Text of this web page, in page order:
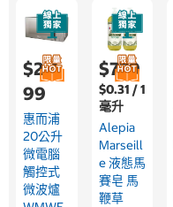
$2,4
99
惠而浦
20公升
微電腦
觸控式
微波爐
$779
$0.31 / 1
毫升
Alepia
Marseill
E 液態馬
賽皂 馬
鞭草